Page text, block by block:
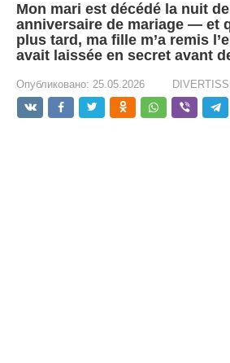
Mon mari est décédé la nuit
anniversaire de mariage — et
plus tard, ma fille m’a remis
avait laissée en secret avant
Опубликовано: 25.05.2026